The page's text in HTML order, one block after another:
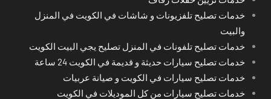
خدمات تصليح تلفزيونات و شاشات في الكويت في المنزل
والبيت
خدمات تصليح تلفونات في المنزل تصليح يجي البيت الكويت
خدمات تصليح سيارات حديثة و قديمة في الكويت 24 ساعة
خدمات تصليح سيارات في الكويت و صيانة عربيات
خدمات تصليح سيارات من كل الموديلات في الكويت